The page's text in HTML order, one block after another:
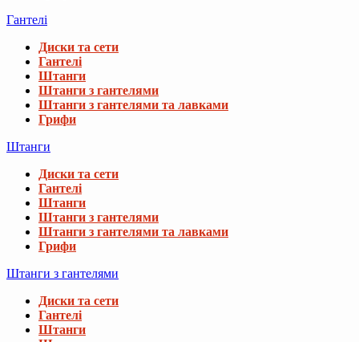
Гантелі
Диски та сети
Гантелі
Штанги
Штанги з гантелями
Штанги з гантелями та лавками
Грифи
Штанги
Диски та сети
Гантелі
Штанги
Штанги з гантелями
Штанги з гантелями та лавками
Грифи
Штанги з гантелями
Диски та сети
Гантелі
Штанги